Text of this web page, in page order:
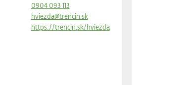
0904 093 113
hviezda@trencin.sk
https://trencin.sk/hviezda